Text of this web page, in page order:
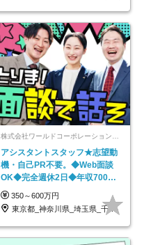
アシスタントスタッフ★志望動
機・自己PR不要。◆Web面談
OK◆完全週休2日◆年収700万
円可/p13
350～600万円
東京都_神奈川県_埼玉県_千葉県_大阪府…